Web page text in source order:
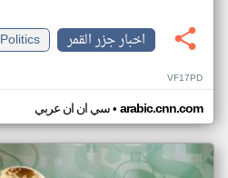
اخبار جزر القمر
Politics
VF17PD
سي ان ان عربي• arabic.cnn.com